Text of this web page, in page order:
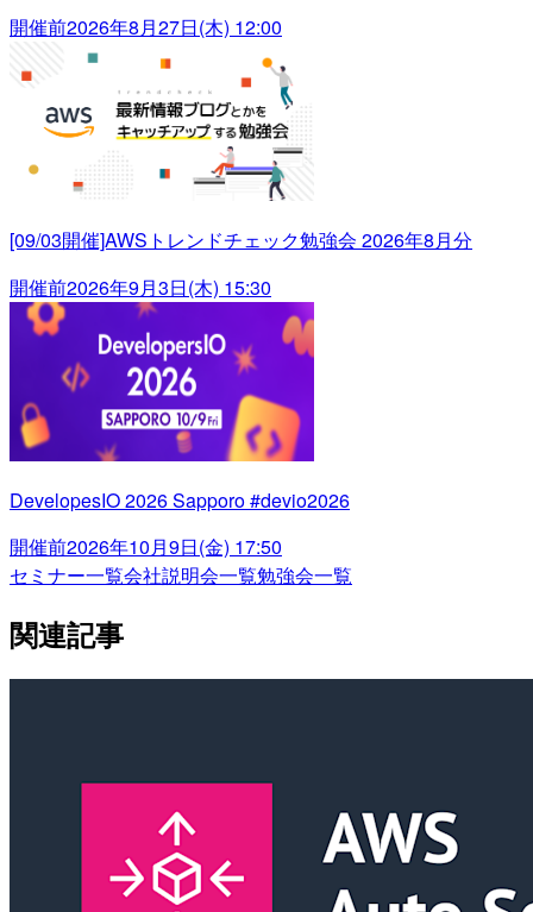
開催前2026年8月27日(木) 12:00
[09/03開催]AWSトレンドチェック勉強会 2026年8月分
開催前2026年9月3日(木) 15:30
DevelopesIO 2026 Sapporo #devio2026
開催前2026年10月9日(金) 17:50
セミナー一覧会社説明会一覧勉強会一覧
関連記事